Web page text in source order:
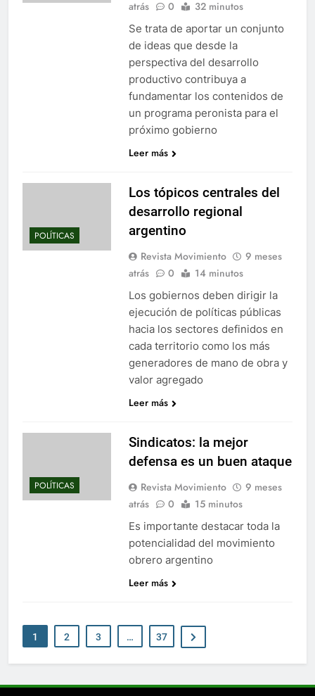
atrás
0 32 minutos
Se trata de aportar un conjunto
de ideas que desde la
perspectiva del desarrollo
productivo contribuya a
fundamentar los contenidos de
un programa peronista para el
próximo gobierno
Leer más
POLÍTICAS
Los tópicos centrales del
desarrollo regional
argentino
Revista Movimiento
9 meses
atrás
0 14 minutos
Los gobiernos deben dirigir la
ejecución de políticas públicas
hacia los sectores definidos en
cada territorio como los más
generadores de mano de obra y
valor agregado
Leer más
POLÍTICAS
Sindicatos: la mejor
defensa es un buen ataque
Revista Movimiento
9 meses
atrás
0 15 minutos
Es importante destacar toda la
potencialidad del movimiento
obrero argentino
Leer más
1 2 3 … 37